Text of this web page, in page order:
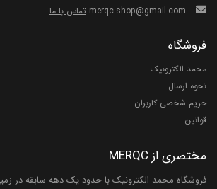
تماس با ما
فروشگاه
محمد الکترونیک
نحوه ارسال
حریم شخصی کاربران
قوانین
مختصری از MERQC
فروشگاه محمد الکترونیک با حدود یک دهه سابقه در